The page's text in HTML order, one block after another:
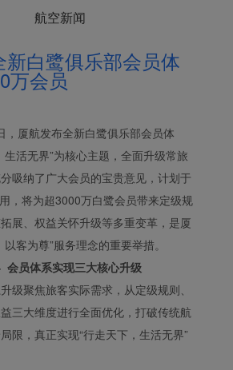
航空新闻
新白鹭俱乐部会员体
万会员
，厦航发布全新白鹭俱乐部会员体
生活无界”为核心主题，全面升级常旅
吸纳了广大会员的宝贵意见，计划于
，将为超3000万白鹭会员带来定级规
展、权益关怀升级等多重变革，是厦
客为尊”服务理念的重要举措。
会员体系实现三大核心升级
聚焦旅客实际需求，从定级规则、
三大维度进行全面优化，打破传统航
限，真正实现“行走天下，生活无界”
使用功能
分析型Cookie 来确